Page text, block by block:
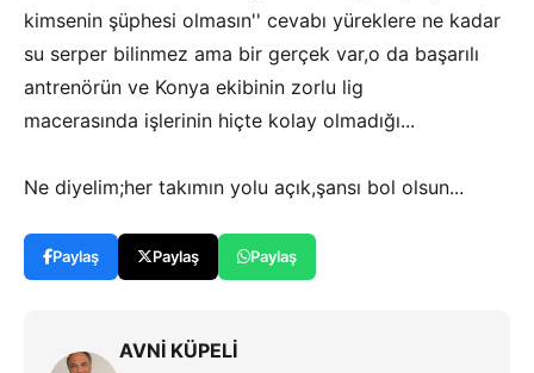
kimsenin şüphesi olmasın'' cevabı yüreklere ne kadar
su serper bilinmez ama bir gerçek var,o da başarılı
antrenörün ve Konya ekibinin zorlu lig
macerasında işlerinin hiçte kolay olmadığı...
Ne diyelim;her takımın yolu açık,şansı bol olsun...
Paylaş Paylaş Paylaş
AVNİ KÜPELİ